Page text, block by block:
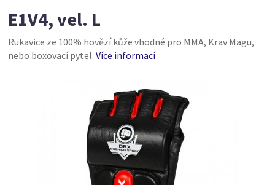
E1V4, vel. L
Rukavice ze 100% hovězí kůže vhodné pro MMA, Krav Magu,
nebo boxovací pytel.Více informací